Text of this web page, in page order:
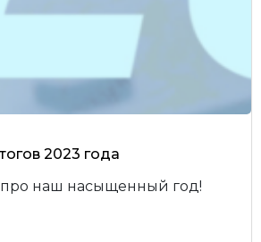
2023 года
про наш насыщенный год!